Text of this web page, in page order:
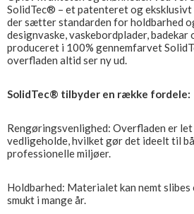
SolidTec® – et patenteret og
der sætter standarden for holdbarhed
designvaske, vaskebordplader, badekar
produceret i 100% gennemfarvet
overfladen altid ser ny ud.
SolidTec® tilbyder en række fordele:
Rengøringsvenlighed: Overfladen er
vedligeholde, hvilket gør det ideelt til
professionelle miljøer.
Holdbarhed: Materialet kan nemt
smukt i mange år.